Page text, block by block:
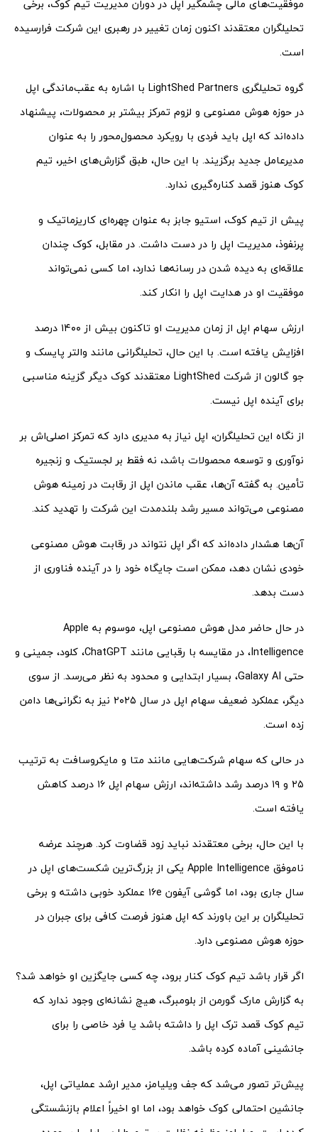
موفقیت‌های مالی چشمگیر اپل در دوران مدیریت تیم کوک، برخی
تحلیلگران معتقدند اکنون زمان تغییر در رهبری این شرکت فرارسیده
است.
گروه تحلیلگری LightShed Partners با اشاره به عقب‌ماندگی اپل
در حوزه هوش مصنوعی و لزوم تمرکز بیشتر بر محصولات، پیشنهاد
داده‌اند که اپل باید فردی با رویکرد محصول‌محور را به عنوان
مدیرعامل جدید برگزیند. با این حال، طبق گزارش‌های اخیر، تیم
کوک هنوز قصد کناره‌گیری ندارد.
پیش از تیم کوک، استیو جابز به عنوان چهره‌ای کاریزماتیک و
پرنفوذ، مدیریت اپل را در دست داشت. در مقابل، کوک چندان
علاقه‌ای به دیده شدن در رسانه‌ها ندارد، اما کسی نمی‌تواند
موفقیت او در هدایت اپل را انکار کند.
ارزش سهام اپل از زمان مدیریت او تاکنون بیش از ۱۴۰۰ درصد
افزایش یافته است. با این حال، تحلیلگرانی مانند والتر پایسک و
جو گالون از شرکت LightShed معتقدند کوک دیگر گزینه مناسبی
برای آینده اپل نیست.
از نگاه این تحلیلگران، اپل نیاز به مدیری دارد که تمرکز اصلی‌اش بر
نوآوری و توسعه محصولات باشد، نه فقط بر لجستیک و زنجیره
تأمین. به گفته آن‌ها، عقب ماندن اپل از رقابت در زمینه هوش
مصنوعی می‌تواند مسیر رشد بلندمدت این شرکت را تهدید کند.
آن‌ها هشدار داده‌اند که اگر اپل نتواند در رقابت هوش مصنوعی
خودی نشان دهد، ممکن است جایگاه خود را در آینده فناوری از
دست بدهد.
در حال حاضر مدل هوش مصنوعی اپل، موسوم به Apple
Intelligence، در مقایسه با رقبایی مانند ChatGPT، کلود، جمینی و
حتی Galaxy AI، بسیار ابتدایی و محدود به نظر می‌رسد. از سوی
دیگر، عملکرد ضعیف سهام اپل در سال ۲۰۲۵ نیز به نگرانی‌ها دامن
زده است.
در حالی که سهام شرکت‌هایی مانند متا و مایکروسافت به ترتیب
۲۵ و ۱۹ درصد رشد داشته‌اند، ارزش سهام اپل ۱۶ درصد کاهش
یافته است.
با این حال، برخی معتقدند نباید زود قضاوت کرد. هرچند عرضه
ناموفق Apple Intelligence یکی از بزرگ‌ترین شکست‌های اپل در
سال جاری بود، اما گوشی آیفون ۱۶e عملکرد خوبی داشته و برخی
تحلیلگران بر این باورند که اپل هنوز فرصت کافی برای جبران در
حوزه هوش مصنوعی دارد.
اگر قرار باشد تیم کوک کنار برود، چه کسی جایگزین او خواهد شد؟
به گزارش مارک گورمن از بلومبرگ، هیچ نشانه‌ای وجود ندارد که
تیم کوک قصد ترک اپل را داشته باشد یا فرد خاصی را برای
جانشینی آماده کرده باشد.
پیش‌تر تصور می‌شد که جف ویلیامز، مدیر ارشد عملیاتی اپل،
جانشین احتمالی کوک خواهد بود، اما او اخیراً اعلام بازنشستگی